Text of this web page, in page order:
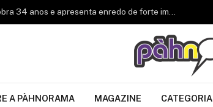
Renascer de Jacarepaguá celebra 34 anos e apresenta enredo de forte impacto para o Carnaval 2027
A PÀHNORAMA MAGAZINE